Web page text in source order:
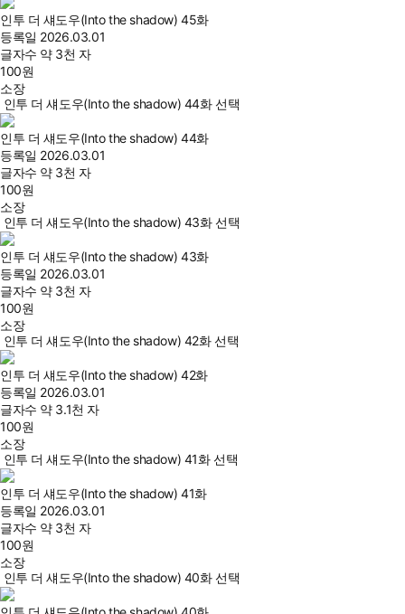
인투 더 섀도우(Into the shadow) 45화
등록일 2026.03.01
글자수 약 3천 자
100원
소장
인투 더 섀도우(Into the shadow) 44화 선택
인투 더 섀도우(Into the shadow) 44화
등록일 2026.03.01
글자수 약 3천 자
100원
소장
인투 더 섀도우(Into the shadow) 43화 선택
인투 더 섀도우(Into the shadow) 43화
등록일 2026.03.01
글자수 약 3천 자
100원
소장
인투 더 섀도우(Into the shadow) 42화 선택
인투 더 섀도우(Into the shadow) 42화
등록일 2026.03.01
글자수 약 3.1천 자
100원
소장
인투 더 섀도우(Into the shadow) 41화 선택
인투 더 섀도우(Into the shadow) 41화
등록일 2026.03.01
글자수 약 3천 자
100원
소장
인투 더 섀도우(Into the shadow) 40화 선택